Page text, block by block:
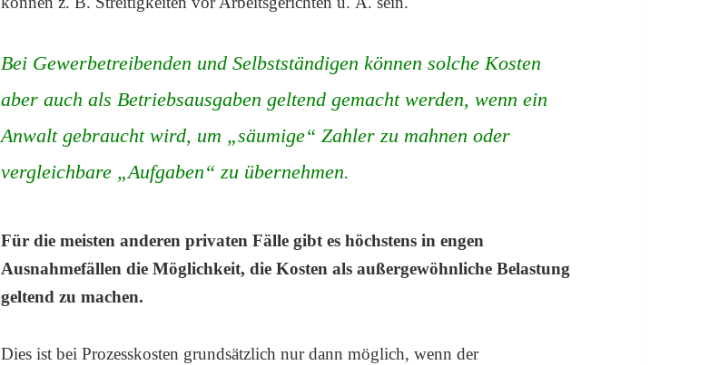
Bei Gewerbetreibenden und Selbstständigen können solche Kosten
aber auch als Betriebsausgaben geltend gemacht werden, wenn ein
Anwalt gebraucht wird, um „säumige“ Zahler zu mahnen oder
vergleichbare „Aufgaben“ zu übernehmen.
Für die meisten anderen privaten Fälle gibt es höchstens in engen
Ausnahmefällen die Möglichkeit, die Kosten als außergewöhnliche Belastung
geltend zu machen.
Dies ist bei Prozesskosten grundsätzlich nur dann möglich, wenn der